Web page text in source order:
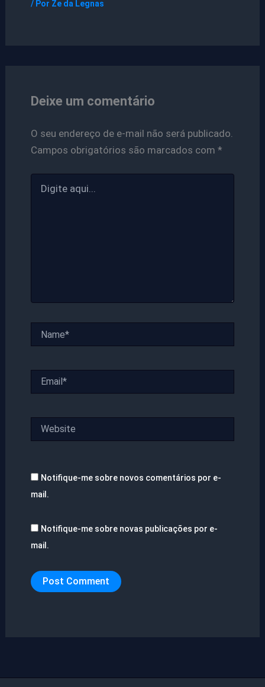
/ Por Ze da Legnas
Deixe um comentário
O seu endereço de e-mail não será publicado.
Campos obrigatórios são marcados com *
aqui...
Notifique-me sobre novos comentários por e-
mail.
Notifique-me sobre novas publicações por e-
mail.